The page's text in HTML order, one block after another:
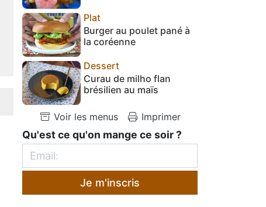
Plat
Burger au poulet pané à
la coréenne
Dessert
Curau de milho flan
brésilien au maïs
Voir les menus Imprimer
Qu'est ce qu'on mange ce soir ?
Je m'inscris